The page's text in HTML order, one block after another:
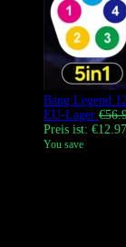
Bang Legend
EU-Lager €
Preis ist:
You save